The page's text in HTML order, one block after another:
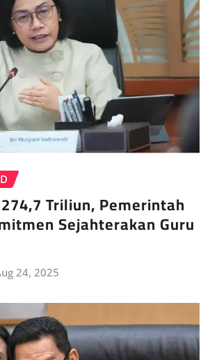
Triliun, Pemerintah
Sejahterakan Guru
24, 2025